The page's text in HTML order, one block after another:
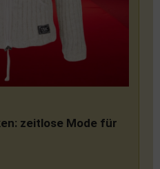
zeitlose Mode für